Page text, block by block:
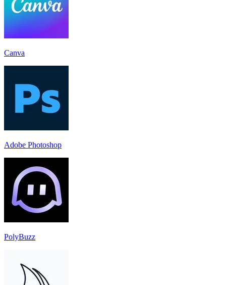
Canva
Adobe Photoshop
PolyBuzz